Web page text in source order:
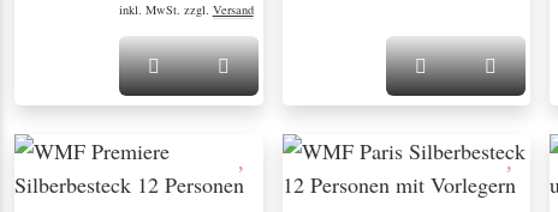
inkl. MwSt. zzgl. Versand